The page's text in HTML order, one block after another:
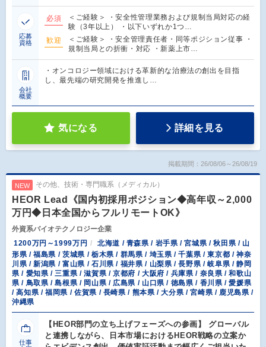
応募
資格
必須
＜ご経験＞ ・安全性管理業務および規制当局対応の経
験（3年以上） ・以下いずれか1つ…
歓迎
＜ご経験＞ ・安全管理責任者・同等ポジション従事 ・
規制当局との折衝・対応 ・新薬上市…
会社
概要
・オンコロジー領域における革新的な治療法の創出を目指
し、最先端の研究開発を推進し…
気になる 詳細を見る
掲載期間：26/08/06～26/08/19
NEW その他、技術・専門職系（メディカル）
HEOR Lead《国内初採用ポジション◆高年収～2,000
万円◆日本全国からフルリモートOK》
外資系バイオテクノロジー企業
1200万円～1999万円
北海道 / 青森県 / 岩手県 / 宮城県 / 秋田県 / 山
形県 / 福島県 / 茨城県 / 栃木県 / 群馬県 / 埼玉県 / 千葉県 / 東京都 / 神奈
川県 / 新潟県 / 富山県 / 石川県 / 福井県 / 山梨県 / 長野県 / 岐阜県 / 静岡
県 / 愛知県 / 三重県 / 滋賀県 / 京都府 / 大阪府 / 兵庫県 / 奈良県 / 和歌山
県 / 鳥取県 / 島根県 / 岡山県 / 広島県 / 山口県 / 徳島県 / 香川県 / 愛媛県
/ 高知県 / 福岡県 / 佐賀県 / 長崎県 / 熊本県 / 大分県 / 宮崎県 / 鹿児島県 /
沖縄県
仕事
【HEOR部門の立ち上げフェーズへの参画】 グローバル
と連携しながら、日本市場におけるHEOR戦略の立案か